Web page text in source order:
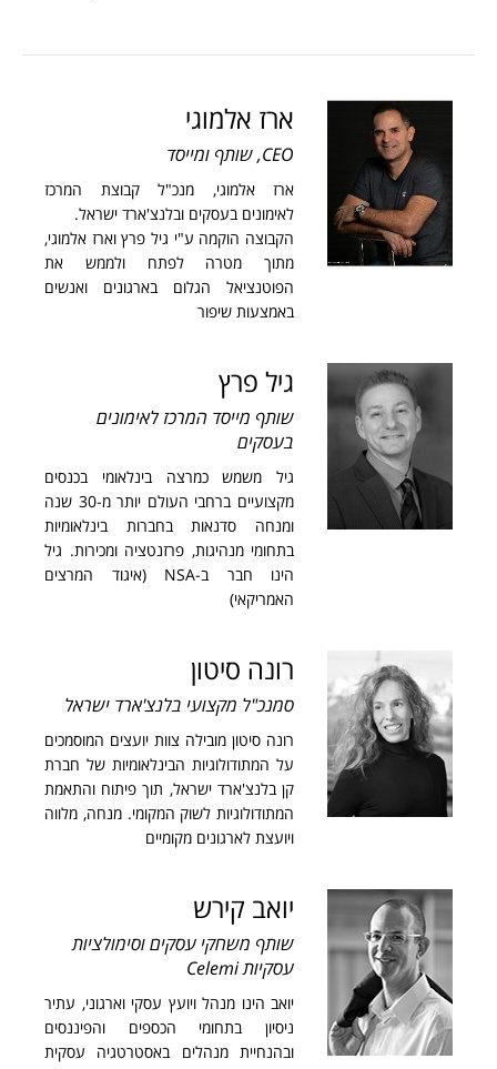
ארז אלמוגי
CEO, שותף ומייסד
ארז אלמוגי, מנכ"ל קבוצת המרכז
לאימונים בעסקים ובלנצ'ארד ישראל.
הקבוצה הוקמה ע"י גיל פרץ וארז אלמוגי,
מתוך מטרה לפתח ולממש את
הפוטנציאל הגלום בארגונים ואנשים
באמצעות שיפור
גיל פרץ
שותף מייסד המרכז לאימונים
בעסקים
גיל משמש כמרצה בינלאומי בכנסים
מקצועיים ברחבי העולם יותר מ-30 שנה
ומנחה סדנאות בחברות בינלאומיות
בתחומי מנהיגות, פרזנטציה ומכירות. גיל
הינו חבר ב-NSA (איגוד המרצים
האמריקאי)
רונה סיטון
סמנכ"ל מקצועי בלנצ'ארד ישראל
רונה סיטון מובילה צוות יועצים המוסמכים
על המתודולוגיות הבינלאומיות של חברת
קן בלנצ'ארד ישראל, תוך פיתוח והתאמת
המתודולוגיות לשוק המקומי. מנחה, מלווה
ויועצת לארגונים מקומיים
יואב קירש
שותף משחקי עסקים וסימולציות
עסקיות Celemi
יואב הינו מנהל ויועץ עסקי וארגוני, עתיר
ניסיון בתחומי הכספים והפיננסים
ובהנחיית מנהלים באסטרטגיה עסקית